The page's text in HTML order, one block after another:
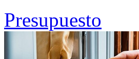
Presupuesto